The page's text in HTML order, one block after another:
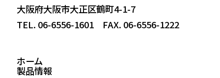
大阪府大阪市大正区鶴町4-1-7
TEL. 06-6556-1601 FAX. 06-6556-1222
ホーム
製品情報